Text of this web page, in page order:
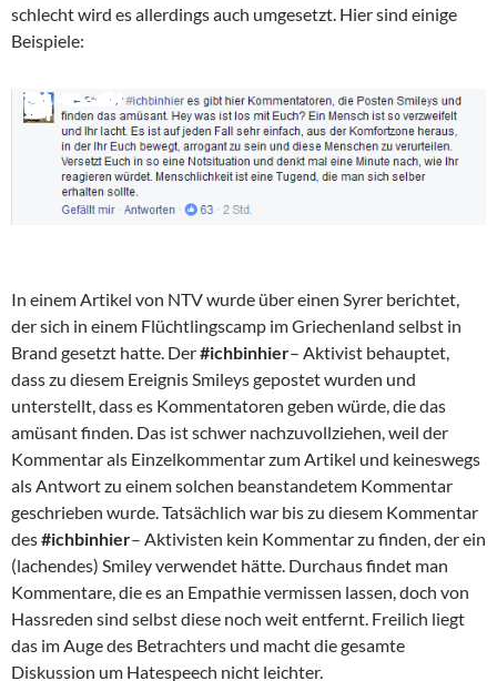
schlecht wird es allerdings auch umgesetzt. Hier sind einige
Beispiele:
In einem Artikel von NTV wurde über einen Syrer berichtet,
der sich in einem Flüchtlingscamp im Griechenland selbst in
Brand gesetzt hatte. Der#ichbinhier– Aktivist behauptet,
dass zu diesem Ereignis Smileys gepostet wurden und
unterstellt, dass es Kommentatoren geben würde, die das
amüsant finden. Das ist schwer nachzuvollziehen, weil der
Kommentar als Einzelkommentar zum Artikel und keineswegs
als Antwort zu einem solchen beanstandetem Kommentar
geschrieben wurde. Tatsächlich war bis zu diesem Kommentar
des#ichbinhier– Aktivisten kein Kommentar zu finden, der ein
(lachendes) Smiley verwendet hätte. Durchaus findet man
Kommentare, die es an Empathie vermissen lassen, doch von
Hassreden sind selbst diese noch weit entfernt. Freilich liegt
das im Auge des Betrachters und macht die gesamte
Diskussion um Hatespeech nicht leichter.